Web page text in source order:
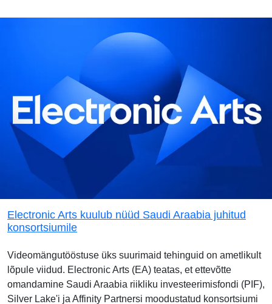
Electronic Arts kuulub nüüd Saudi Araabia juhitud
konsortsiumile
Videomängutööstuse üks suurimaid tehinguid on ametlikult
lõpule viidud. Electronic Arts (EA) teatas, et ettevõtte
omandamine Saudi Araabia riikliku investeerimisfondi (PIF),
Silver Lake'i ja Affinity Partnersi moodustatud konsortsiumi